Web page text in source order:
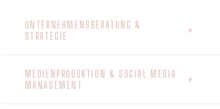
UNTERNEHMENSBERATUNG &
STRATEGIE
MEDIENPRODUKTION & SOCIAL MEDIA
MANAGEMENT